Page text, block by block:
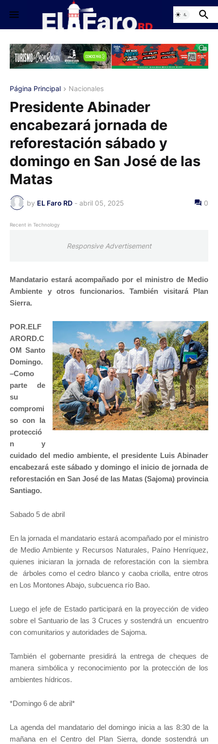
Página Principal Nacionales
Presidente Abinader
encabezará jornada de
reforestación sábado y
domingo en San José de las
Matas
by EL Faro RD - abril 05, 2025 0
Recent in Technology
Responsive Advertisement
Mandatario estará acompañado por el ministro de Medio
Ambiente y otros funcionarios. También visitará Plan
Sierra.
POR.ELF
ARORD.C
OM Santo
Domingo.
–Como
parte de
su
compromi
so con la
protecció
n y
cuidado del medio ambiente, el presidente Luis Abinader
encabezará este sábado y domingo el inicio de jornada de
reforestación en San José de las Matas (Sajoma) provincia
Santiago.
Sabado 5 de abril
En la jornada el mandatario estará acompañado por el ministro
de Medio Ambiente y Recursos Naturales, Paíno Henríquez,
quienes iniciaran la jornada de reforestación con la siembra
de árboles como el cedro blanco y caoba criolla, entre otros
en Los Montones Abajo, subcuenca río Bao.
Luego el jefe de Estado participará en la proyección de video
sobre el Santuario de las 3 Cruces y sostendrá un encuentro
con comunitarios y autoridades de Sajoma.
También el gobernante presidirá la entrega de cheques de
manera simbólica y reconocimiento por la protección de los
ambientes hídricos.
*Domingo 6 de abril*
La agenda del mandatario del domingo inicia a las 8:30 de la
mañana en el Centro del Plan Sierra, donde sostendrá un